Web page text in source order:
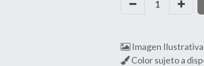
Imagen Ilustrativa
Color sujeto a